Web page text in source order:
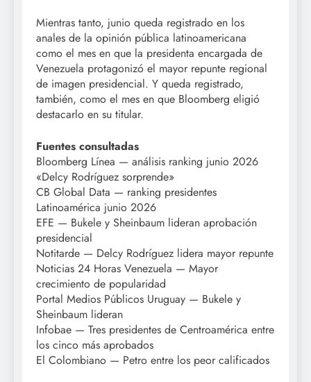
Mientras tanto, junio queda registrado en los
anales de la opinión pública latinoamericana
como el mes en que la presidenta encargada de
Venezuela protagonizó el mayor repunte regional
de imagen presidencial. Y queda registrado,
también, como el mes en que Bloomberg eligió
destacarlo en su titular.
Fuentes consultadas
Bloomberg Línea — análisis ranking junio 2026
«Delcy Rodríguez sorprende»
CB Global Data — ranking presidentes
Latinoamérica junio 2026
EFE — Bukele y Sheinbaum lideran aprobación
presidencial
Notitarde — Delcy Rodríguez lidera mayor repunte
Noticias 24 Horas Venezuela — Mayor
crecimiento de popularidad
Portal Medios Públicos Uruguay — Bukele y
Sheinbaum lideran
Infobae — Tres presidentes de Centroamérica entre
los cinco más aprobados
El Colombiano — Petro entre los peor calificados